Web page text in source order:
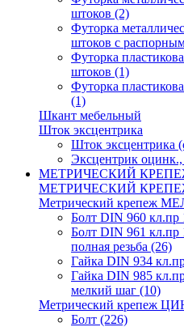
штоков (2)
Футорка
штоков с
Футорка
штоков (1)
Футорка
(1)
Шкант мебельный
Шток эксцентрика
Шток эксцентрика
Эксцентрик
МЕТРИЧЕСКИЙ
МЕТРИЧЕСКИЙ
Метрический крепеж
Болт DIN 960
Болт DIN 961
полная резьба (26)
Гайка DIN 934
Гайка DIN 985
мелкий шаг (10)
Метрический крепеж
Болт (226)